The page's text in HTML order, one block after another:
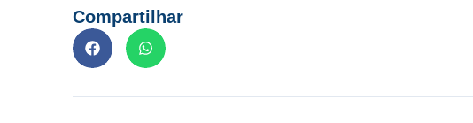
Compartilhar